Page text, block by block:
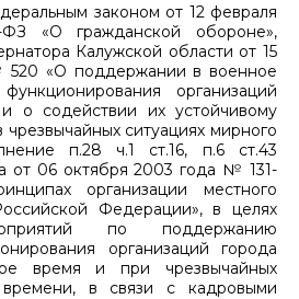
законом от 12 февраля
«О гражданской обороне»,
Калужской области от 15
«О поддержании в военное
организаций
о содействии их устойчивому
ситуациях мирного
п.28 ч.1 ст.16, п.6 ст.43
от 06 октября 2003 года № 131-
организации местного
Федерации», в целях
по поддержанию
организаций города
время и при чрезвычайных
времени, в связи с кадровыми